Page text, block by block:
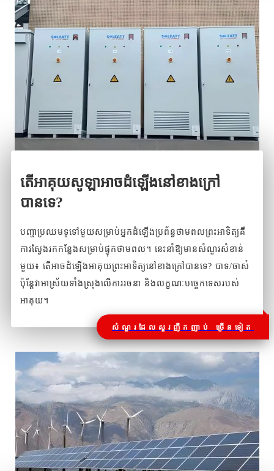
តើអាគុយសូឡាអាចដំឡើងនៅខាងក្រៅ
បានទេ?
បញ្ហាប្រឈមទូទៅមួយសម្រាប់អ្នកដំឡើងប្រព័ន្ធថាមពលព្រះអាទិត្យគឺ
ការស្វែងរកកន្លែងសម្រាប់ផ្ទុកថាមពល។ នេះនាំឱ្យមានសំណួរសំខាន់
មួយ៖ តើអាចដំឡើងអាគុយព្រះអាទិត្យនៅខាងក្រៅបានទេ? បាទ/ចាស៎
ប៉ុន្តែវាអាស្រ័យទាំងស្រុងលើការរចនា និងលក្ខណៈបច្ចេកទេសរបស់
អាគុយ។
សំណួរដែលសួរញឹកញាប់ ច្រើនទៀត